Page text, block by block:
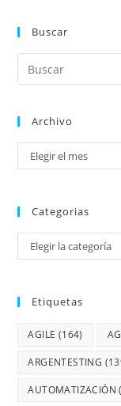
Buscar
Archivo
Elegir el mes
Categorias
Elegir la categoría
Etiquetas
AGILE (164)
ARGENTESTING
AUTOMATIZACIÓN